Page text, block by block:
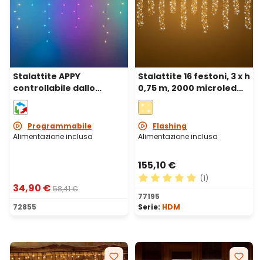
Stalattite APPY
controllabile dallo
Smartphone, 4 x h 0,9 m,
125 Pixel led RGB
Programmabile
Alimentazione inclusa
34,90 € 58,41 €
72855
Stalattite 16 festoni, 3 x h
0,75 m, 2000 microled
alta densità bianco
caldo, cavo metal
argento
Flashing
Alimentazione inclusa
155,10 €
Valutazione media di 5 su
(1)
77195
Serie: HDM